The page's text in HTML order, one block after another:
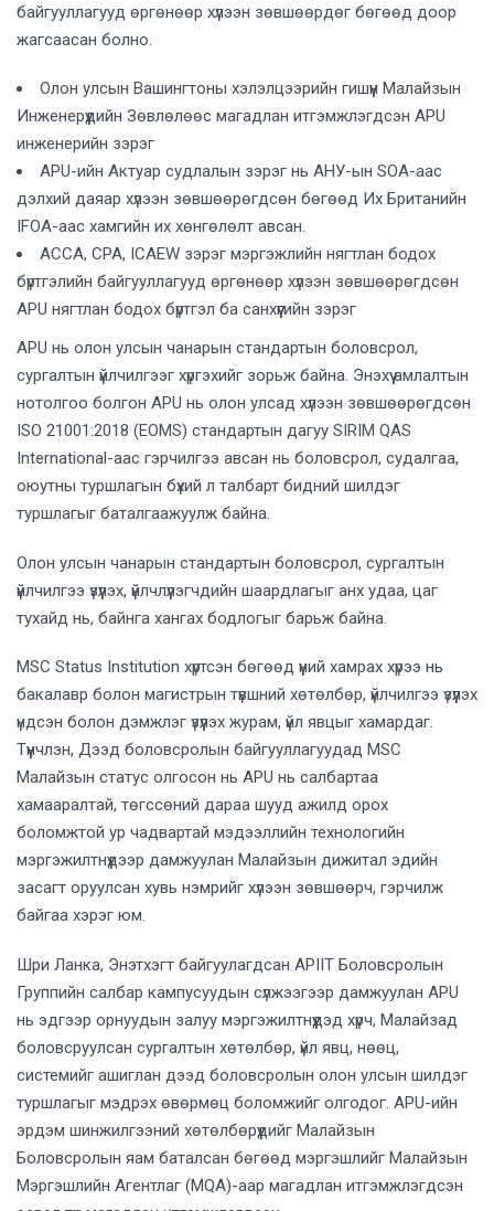
байгууллагууд өргөнөөр хүлээн зөвшөөрдөг бөгөөд доор
жагсаасан болно.
Олон улсын Вашингтоны хэлэлцээрийн гишүүн Малайзын
Инженерүүдийн Зөвлөлөөс магадлан итгэмжлэгдсэн APU
инженерийн зэрэг
APU-ийн Актуар судлалын зэрэг нь АНУ-ын SOA-аас
дэлхий даяар хүлээн зөвшөөрөгдсөн бөгөөд Их Британийн
IFOA-аас хамгийн их хөнгөлөлт авсан.
ACCA, CPA, ICAEW зэрэг мэргэжлийн нягтлан бодох
бүртгэлийн байгууллагууд өргөнөөр хүлээн зөвшөөрөгдсөн
APU нягтлан бодох бүртгэл ба санхүүгийн зэрэг
APU нь олон улсын чанарын стандартын боловсрол,
сургалтын үйлчилгээг хүргэхийг зорьж байна. Энэхүү амлалтын
нотолгоо болгон APU нь олон улсад хүлээн зөвшөөрөгдсөн
ISO 21001:2018 (EOMS) стандартын дагуу SIRIM QAS
International-аас гэрчилгээ авсан нь боловсрол, судалгаа,
оюутны туршлагын бүхий л талбарт бидний шилдэг
туршлагыг баталгаажуулж байна.
Олон улсын чанарын стандартын боловсрол, сургалтын
үйлчилгээ үзүүлэх, үйлчлүүлэгчдийн шаардлагыг анх удаа, цаг
тухайд нь, байнга хангах бодлогыг барьж байна.
MSC Status Institution хүртсэн бөгөөд үүний хамрах хүрээ нь
бакалавр болон магистрын түвшний хөтөлбөр, үйлчилгээ үзүүлэх
үндсэн болон дэмжлэг үзүүлэх журам, үйл явцыг хамардаг.
Түүнчлэн, Дээд боловсролын байгууллагуудад MSC
Малайзын статус олгосон нь APU нь салбартаа
хамааралтай, төгссөний дараа шууд ажилд орох
боломжтой ур чадвартай мэдээллийн технологийн
мэргэжилтнүүдээр дамжуулан Малайзын дижитал эдийн
засагт оруулсан хувь нэмрийг хүлээн зөвшөөрч, гэрчилж
байгаа хэрэг юм.
Шри Ланка, Энэтхэгт байгуулагдсан APIIT Боловсролын
Группийн салбар кампусуудын сүлжээгээр дамжуулан APU
нь эдгээр орнуудын залуу мэргэжилтнүүдэд хүрч, Малайзад
боловсруулсан сургалтын хөтөлбөр, үйл явц, нөөц,
системийг ашиглан дээд боловсролын олон улсын шилдэг
туршлагыг мэдрэх өвөрмөц боломжийг олгодог. APU-ийн
эрдэм шинжилгээний хөтөлбөрүүдийг Малайзын
Боловсролын яам баталсан бөгөөд мэргэшлийг Малайзын
Мэргэшлийн Агентлаг (MQA)-аар магадлан итгэмжлэгдсэн